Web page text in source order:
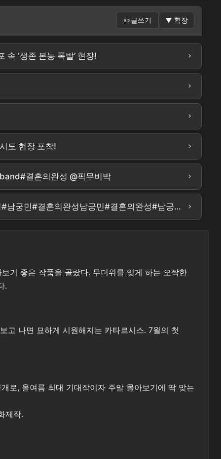
✏️글쓰기 ▼ 확장
‘생존 본능 폭발’ 현장! ›
›
›
도 현장 포착! ›
결혼의완성 @픽무비박 ›
결혼의 완성 4회 리뷰 [남궁민의 나쁜짓은 불륜, 새로운 복선, 반지, 동료 여의사, 납치대상의 공통점] #결혼의완성#남궁민#결혼의완성남궁민#결혼의완성#남궁민#결혼의완성남궁민 ›
기 좋은 작품을 골랐다. 무더위를 잊게 하는 오싹한
.
고 나면 묘하게 시원해지는 카타르시스. 7월의 첫
로, 올여름 최대 기대작이자 주말 몰아보기에 딱 맞는
제작.